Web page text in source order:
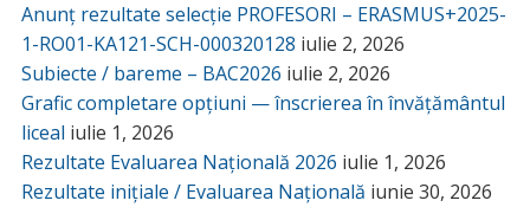
Anunț rezultate selecție PROFESORI – ERASMUS+2025-
1-RO01-KA121-SCH-000320128 iulie 2, 2026
Subiecte / bareme – BAC2026 iulie 2, 2026
Grafic completare opțiuni — înscrierea în învățământul
liceal iulie 1, 2026
Rezultate Evaluarea Națională 2026 iulie 1, 2026
Rezultate inițiale / Evaluarea Națională iunie 30, 2026